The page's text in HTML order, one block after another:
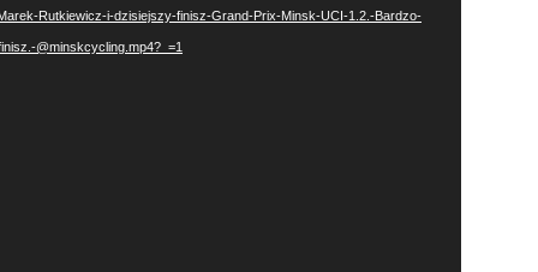
Rutkiewicz-i-dzisiejszy-finisz-Grand-Prix-Minsk-UCI-1.2.-Bardzo-
@minskcycling.mp4?_=1